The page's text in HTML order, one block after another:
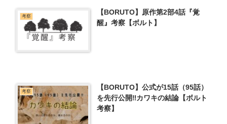
考察
【BORUTO】原作第2部4話『覚
醒』考察【ボルト】
考察
【BORUTO】公式が15話（95話）
を先行公開‼カワキの結論【ボルト
考察】